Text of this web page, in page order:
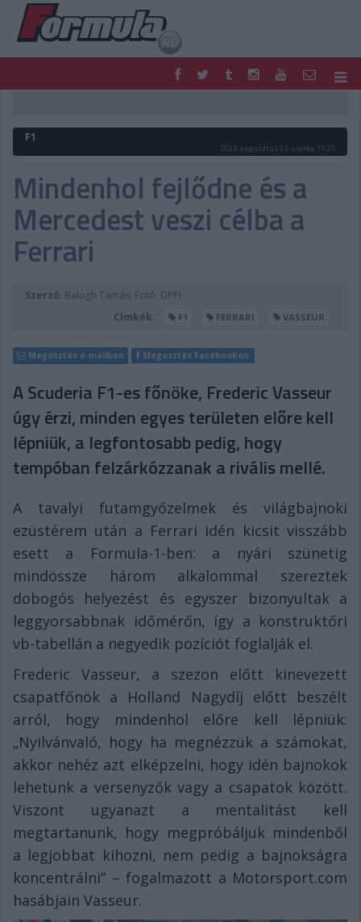
FORMULA
MOTOR
HAZAI
PODCAST
SHOP
LIVE
TIPPJÁTÉK
DIGITÁLIS MAGAZIN
PONTÁLLÁSOK
VERSENYNAPTÁRAK
F1
2023. augusztus 23. szerda, 19:25
Mindenhol fejlődne és a
Mercedest veszi célba a
Ferrari
Szerző: Balogh Tamás; Fotó: DPPI
Címkék:
F1 FERRARI VASSEUR
Megosztás e-mailben Megosztás Facebookon
A Scuderia F1-es főnöke, Frederic Vasseur
úgy érzi, minden egyes területen előre kell
lépniük, a legfontosabb pedig, hogy
tempóban felzárkózzanak a rivális mellé.
A tavalyi futamgyőzelmek és világbajnoki
ezüstérem után a Ferrari idén kicsit visszább
esett a Formula-1-ben: a nyári szünetig
mindössze három alkalommal szereztek
dobogós helyezést és egyszer bizonyultak a
leggyorsabbnak időmérőn, így a konstruktőri
vb-tabellán a negyedik pozíciót foglalják el.
Frederic Vasseur, a szezon előtt kinevezett
csapatfőnök a Holland Nagydíj előtt beszélt
arról, hogy mindenhol előre kell lépniük:
„Nyilvánvaló, hogy ha megnézzük a számokat,
akkor nehéz azt elképzelni, hogy idén bajnokok
lehetünk a versenyzők vagy a csapatok között.
Viszont ugyanazt a mentalitást kell
megtartanunk, hogy megpróbáljuk mindenből
a legjobbat kihozni, nem pedig a bajnokságra
koncentrálni” – fogalmazott a Motorsport.com
hasábjain Vasseur.